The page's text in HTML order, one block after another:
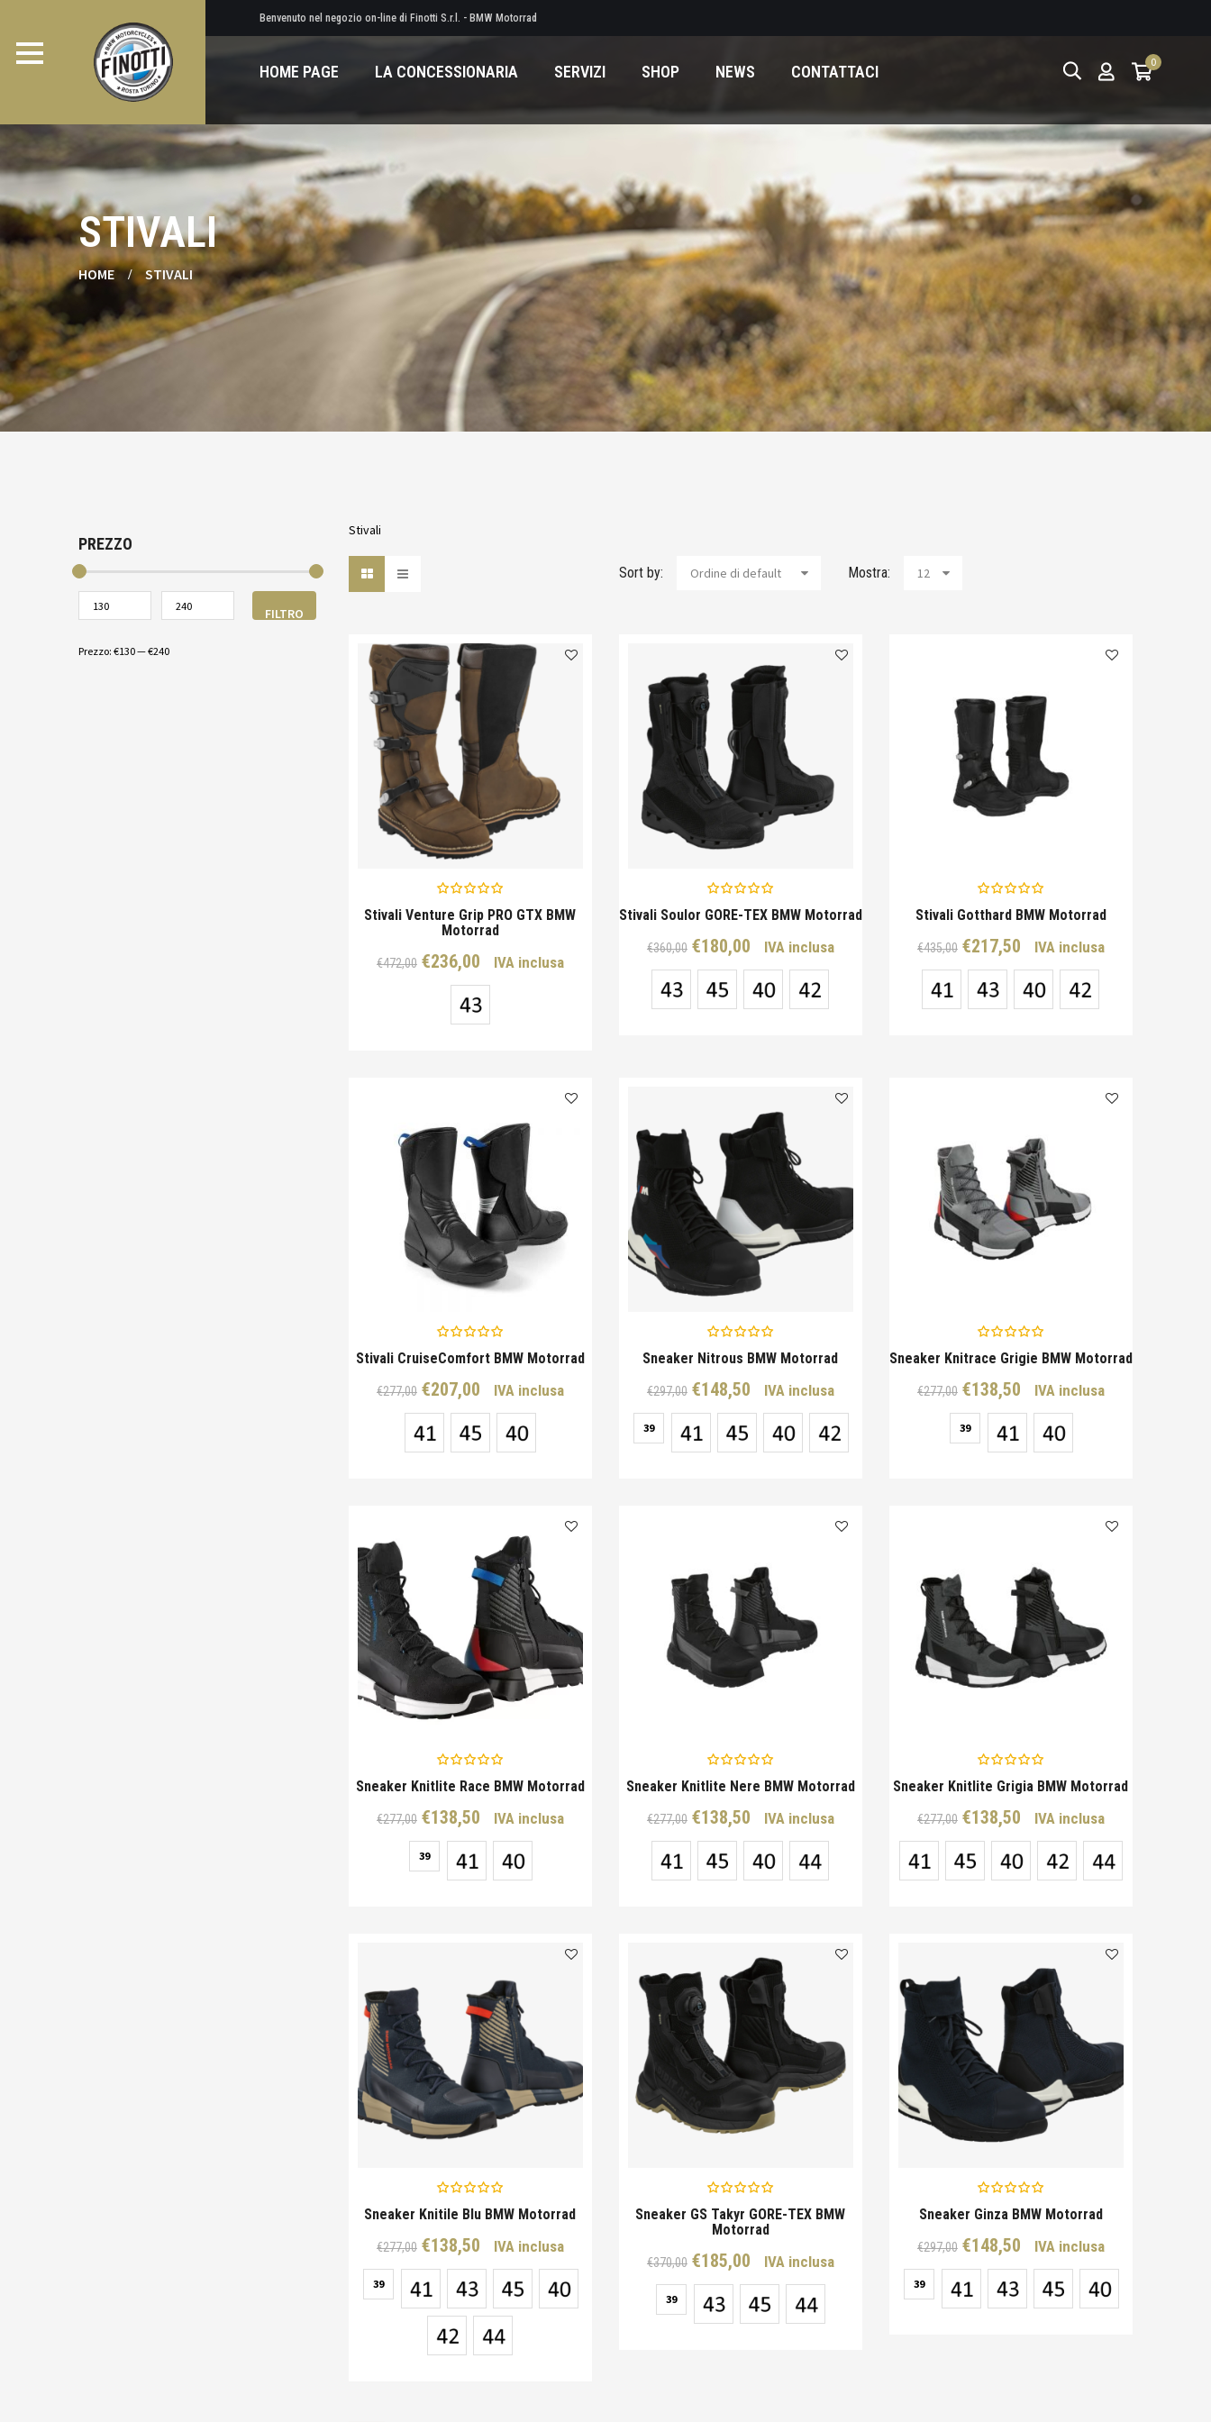
Benvenuto nel negozio on-line di Finotti S.r.l. - BMW Motorrad
HOME PAGE LA CONCESSIONARIA SERVIZI SHOP NEWS CONTATTACI
0
STIVALI
HOME STIVALI
PREZZO
FILTRO
Prezzo: €130—€240
Stivali
Sort by: Ordine di default Mostra: 12
Stivali Venture Grip PRO GTX BMW
Motorrad
€472,00 Il
prezzo
originale
€236,00
Il
prezzo
è:
IVA inclusa
Stivali Soulor GORE-TEX BMW Motorrad
€360,00 Il
prezzo
originale
era:
€180,00
Il
prezzo
attuale
è:
IVA inclusa
Stivali Gotthard BMW Motorrad
€435,00 Il
prezzo
originale
era:
€217,50
Il
prezzo
attuale
è:
IVA inclusa
Stivali CruiseComfort BMW Motorrad
€277,00 Il
prezzo
originale
era:
€207,00
Il
prezzo
attuale
è:
IVA inclusa
Sneaker Nitrous BMW Motorrad
€297,00 Il
prezzo
originale
era:
€148,50
Il
prezzo
attuale
è:
IVA inclusa
39
Sneaker Knitrace Grigie BMW Motorrad
€277,00 Il
prezzo
originale
era:
€138,50
Il
prezzo
attuale
è:
IVA inclusa
39
Sneaker Knitlite Race BMW Motorrad
€277,00 Il
prezzo
originale
era:
€138,50
Il
prezzo
attuale
è:
IVA inclusa
39
Sneaker Knitlite Nere BMW Motorrad
€277,00 Il
prezzo
originale
era:
€138,50
Il
prezzo
attuale
è:
IVA inclusa
Sneaker Knitlite Grigia BMW Motorrad
€277,00 Il
prezzo
originale
era:
€138,50
Il
prezzo
attuale
è:
IVA inclusa
Sneaker Knitile Blu BMW Motorrad
€277,00 Il
prezzo
originale
era:
€277,00.
€138,50
Il
prezzo
attuale
è:
€138,50.
IVA inclusa
39
Sneaker GS Takyr GORE-TEX BMW
Motorrad
€370,00 Il
prezzo
originale
era:
€185,00
Il
prezzo
attuale
è:
IVA inclusa
39
Sneaker Ginza BMW Motorrad
€297,00 Il
prezzo
originale
era:
€148,50
Il
prezzo
attuale
è:
IVA inclusa
39